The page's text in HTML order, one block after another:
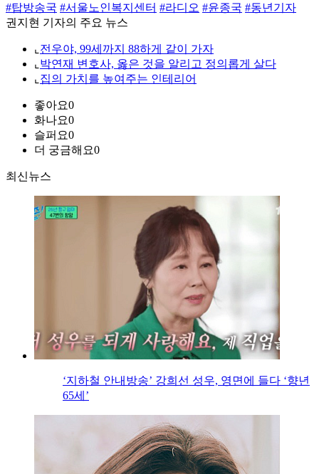
#탑방송국 #서울노인복지센터 #라디오 #윤종국 #동년기자
권지현 기자의 주요 뉴스
⌞ 전우야, 99세까지 88하게 같이 가자
⌞ 박연재 변호사, 옳은 것을 알리고 정의롭게 살다
⌞ 집의 가치를 높여주는 인테리어
좋아요0
화나요0
슬퍼요0
더 궁금해요0
최신뉴스
‘지하철 안내방송’ 강희선 성우, 영면에 들다 ‘향년
65세’